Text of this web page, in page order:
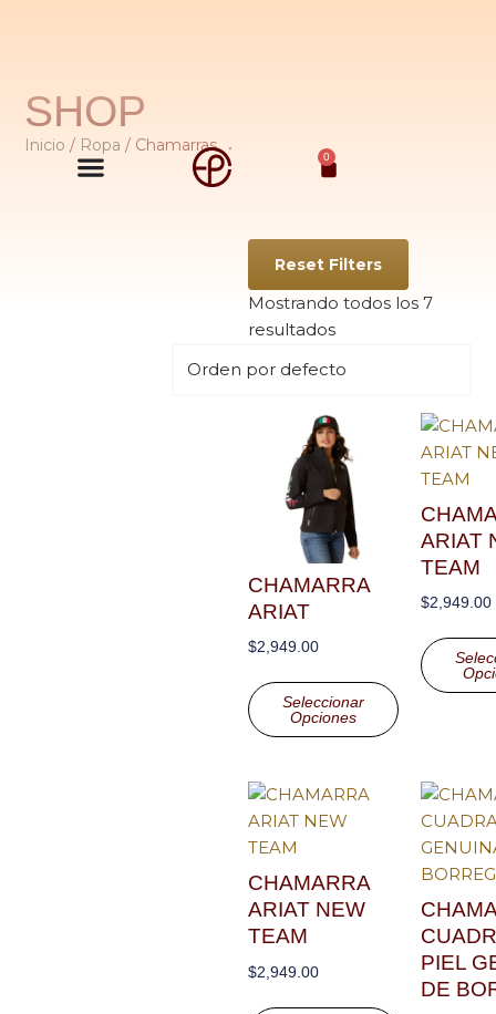
0
SHOP
Inicio / Ropa / Chamarras
Reset Filters
Mostrando todos los 7
resultados
CHAMARRA
ARIAT
$2,949.00
Seleccionar
Opciones
ARIAT
TEAM
$2,949.00
CHAMARRA
ARIAT NEW
TEAM
$2,949.00
PIEL
DE